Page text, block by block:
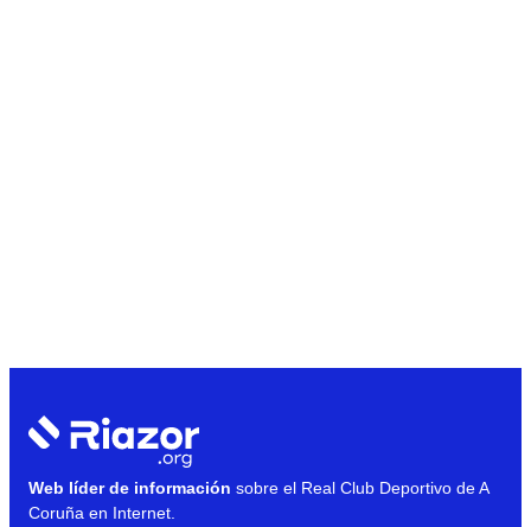
Web líder de información sobre el Real Club Deportivo de A
Coruña en Internet.